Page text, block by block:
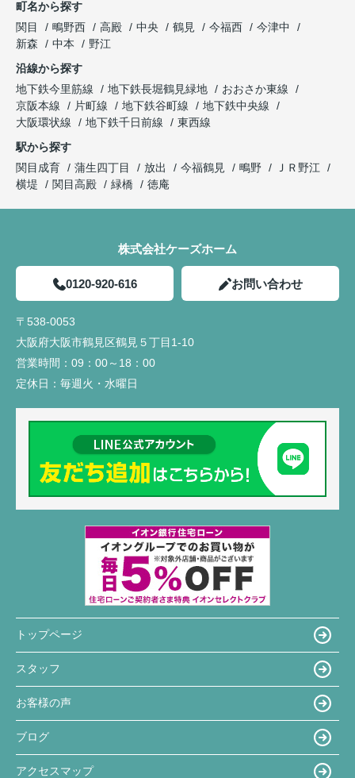
町名から探す
関目
鴫野西 高殿 中央 鶴見 今福西
今津中
新森
中本
野江
沿線から探す
地下鉄今里筋線
地下鉄長堀鶴見緑地
おおさか東線
京阪本線
片町線 地下鉄谷町線
地下鉄中央線
大阪環状線
地下鉄千日前線
東西線
駅から探す
関目成育
蒲生四丁目 放出 今福鶴見 鴫野
ＪＲ野江
横堤
関目高殿 緑橋 徳庵
株式会社ケーズホーム
0120-920-616 お問い合わせ
〒538-0053
大阪府大阪市鶴見区鶴見５丁目1-10
営業時間： 09：00～18：00
定休日： 毎週火・水曜日
トップページ
スタッフ
お客様の声
ブログ
アクセスマップ